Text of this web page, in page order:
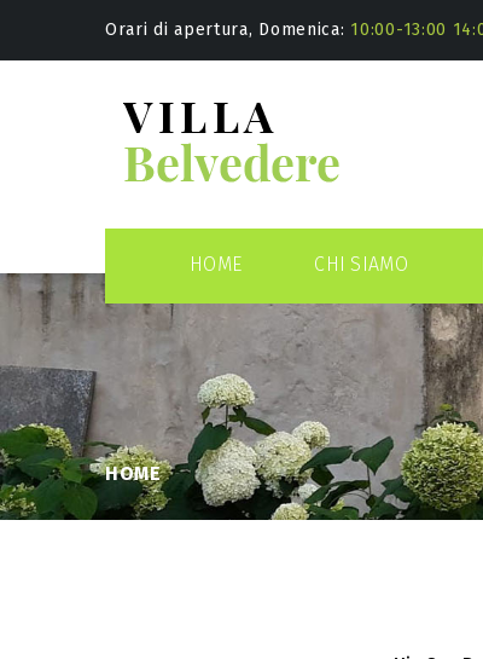
Orari di apertura, Domenica: 10:00-13:00
HOME CHI SIAMO
HOME